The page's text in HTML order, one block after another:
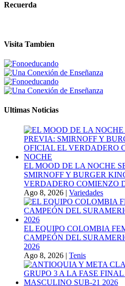
Recuerda
Visita Tambien
Ultimas Noticias
EL MOOD DE LA NOCHE
SMIRNOFF Y BURGER
VERDADERO COMIENZO
Ago 8, 2026 | Variedades
EL EQUIPO COLOMBIA
CAMPEÓN DEL
2026
Ago 8, 2026 | Tenis